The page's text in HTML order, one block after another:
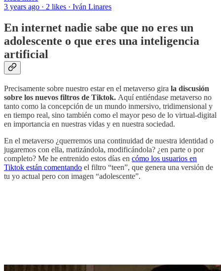
3 years ago · 2 likes · Iván Linares
En internet nadie sabe que no eres un
adolescente o que eres una inteligencia
artificial
Precisamente sobre nuestro estar en el metaverso gira la discusión
sobre los nuevos filtros de Tiktok. Aquí entiéndase metaverso no
tanto como la concepción de un mundo inmersivo, tridimensional y
en tiempo real, sino también como el mayor peso de lo virtual-digital
en importancia en nuestras vidas y en nuestra sociedad.
En el metaverso ¿querremos una continuidad de nuestra identidad o
jugaremos con ella, matizándola, modificándola? ¿en parte o por
completo? Me he entrenido estos días en cómo los usuarios en
Tiktok están comentando el filtro “teen”, que genera una versión de
tu yo actual pero con imagen “adolescente”.